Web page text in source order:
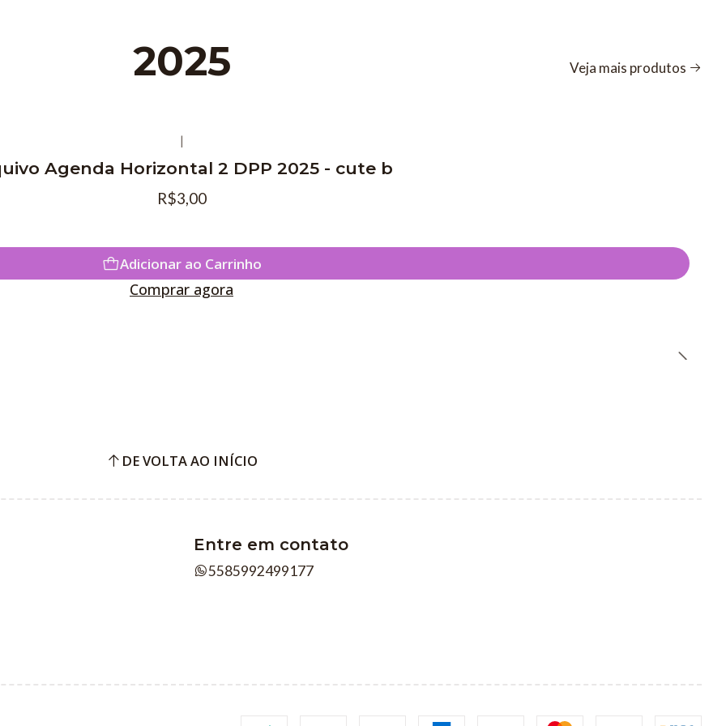
2025 Veja mais produtos
|
Agenda Horizontal 2 DPP 2025 - cute b
R$3,00
Adicionar ao Carrinho
Comprar agora
DE VOLTA AO INÍCIO
Entre em contato
5585992499177